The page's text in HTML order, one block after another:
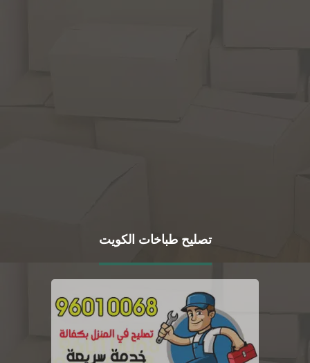
تصليح طباخات الكويت